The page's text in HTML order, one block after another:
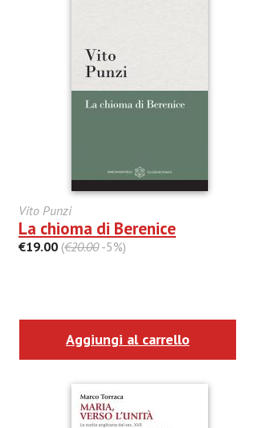
Vito Punzi
La chioma di Berenice
€19.00 (€20.00-5%)
Aggiungi al carrello